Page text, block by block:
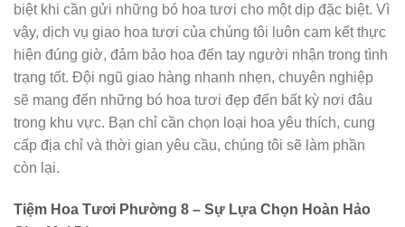
biệt khi cần gửi những bó hoa tươi cho một dịp đặc biệt. Vì
vậy, dịch vụ giao hoa tươi của chúng tôi luôn cam kết thực
hiện đúng giờ, đảm bảo hoa đến tay người nhận trong tình
trạng tốt. Đội ngũ giao hàng nhanh nhẹn, chuyên nghiệp
sẽ mang đến những bó hoa tươi đẹp đến bất kỳ nơi đâu
trong khu vực. Bạn chỉ cần chọn loại hoa yêu thích, cung
cấp địa chỉ và thời gian yêu cầu, chúng tôi sẽ làm phần
còn lại.
Tiệm Hoa Tươi Phường 8 – Sự Lựa Chọn Hoàn Hảo